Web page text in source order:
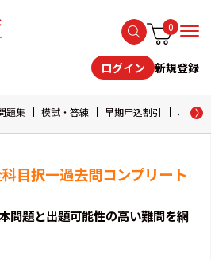
0
ログイン 新規登録
題集 模試・答練 早期申込割引 おため
目択一過去問コンプリート
問題と出題可能性の高い難問を網